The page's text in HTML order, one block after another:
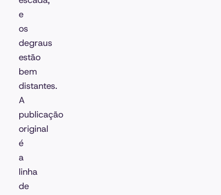
e
os
degraus
estão
bem
distantes.
A
publicação
original
é
a
linha
de